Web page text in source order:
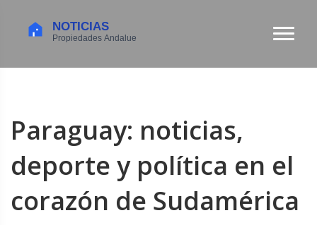
Paraguay: noticias,
deporte y política en el
corazón de Sudamérica